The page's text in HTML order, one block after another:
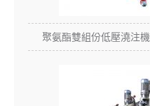
聚氨酯雙組份低壓澆注機